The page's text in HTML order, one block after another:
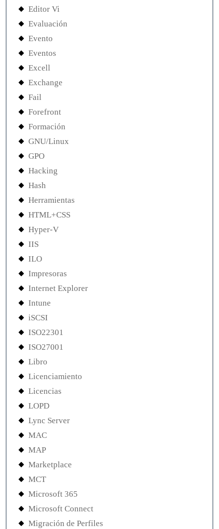
Editor Vi
Evaluación
Evento
Eventos
Excell
Exchange
Fail
Forefront
Formación
GNU/Linux
GPO
Hacking
Hash
Herramientas
HTML+CSS
Hyper-V
IIS
ILO
Impresoras
Internet Explorer
Intune
iSCSI
ISO22301
ISO27001
Libro
Licenciamiento
Licencias
LOPD
Lync Server
MAC
MAP
Marketplace
MCT
Microsoft 365
Microsoft Connect
Migración de Perfiles